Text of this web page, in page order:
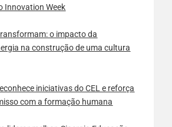
Innovation Week
o impacto da
na construção de uma cultura
iniciativas do CEL e reforça
com a formação humana